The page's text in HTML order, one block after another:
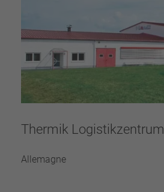
Thermik Logistikzentrum
Allemagne